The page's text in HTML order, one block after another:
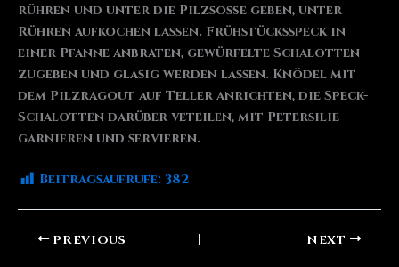
rühren und unter die Pilzsoße geben, unter
Rühren aufkochen lassen. Frühstücksspeck in
einer Pfanne anbraten, gewürfelte Schalotten
zugeben und glasig werden lassen. Knödel mit
dem Pilzragout auf Teller anrichten, die Speck-
Schalotten darüber veteilen, mit Petersilie
garnieren und servieren.
Beitragsaufrufe: 382
PREVIOUS NEXT